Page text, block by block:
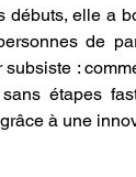
360
débuts, elle a
de
:
étapes
à une